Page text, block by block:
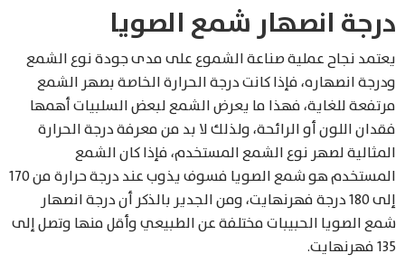
درجة انصهار شمع الصويا
يعتمد نجاح عملية صناعة الشموع على مدى جودة نوع الشمع
ودرجة انصهاره، فإذا كانت درجة الحرارة الخاصة بصهر الشمع
مرتفعة للغاية، فهذا ما يعرض الشمع لبعض السلبيات أهمها
فقدان اللون أو الرائحة، ولذلك لا بد من معرفة درجة الحرارة
المثالية لصهر نوع الشمع المستخدم، فإذا كان الشمع
المستخدم هو شمع الصويا فسوف يذوب عند درجة حرارة من 170
إلى 180 درجة فهرنهايت، ومن الجدير بالذكر أن درجة انصهار
شمع الصويا الحبيبات مختلفة عن الطبيعي وأقل منها وتصل إلى
135 فهرنهايت.